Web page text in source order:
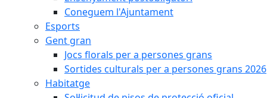
Coneguem l'Ajuntament
Esports
Gent gran
Jocs florals per a persones grans
Sortides culturals per a persones grans 2026
Habitatge